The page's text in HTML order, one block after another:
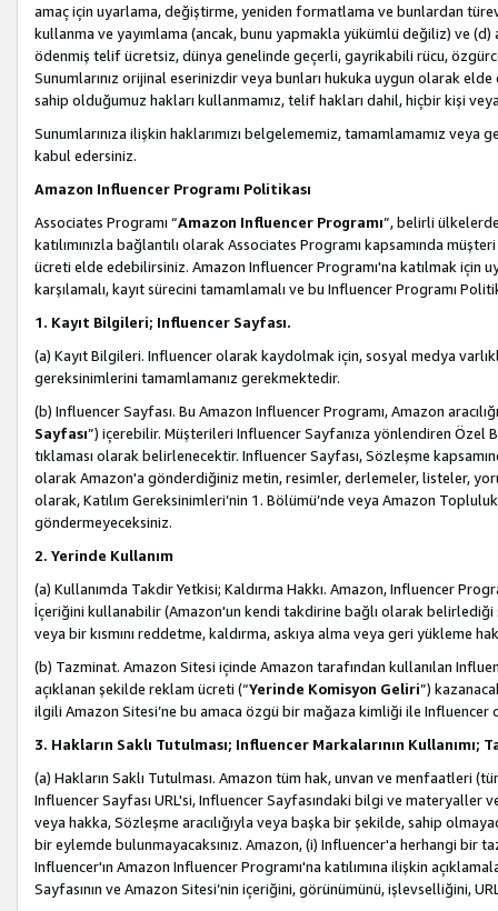
amaç için uyarlama, değiştirme, yeniden formatlama ve bunlardan türev
kullanma ve yayımlama (ancak, bunu yapmakla yükümlü değiliz) ve
ödenmiş telif ücretsiz, dünya genelinde geçerli, gayrikabili rücu,
Sunumlarınız orijinal eserinizdir veya bunları hukuka uygun olarak
sahip olduğumuz hakları kullanmamız, telif hakları dahil, hiçbir kişi
Sunumlarınıza ilişkin haklarımızı belgelememiz, tamamlamamız
kabul edersiniz.
Amazon Influencer Programı Politikası
Associates Programı “Amazon Influencer Programı”, belirli
katılımınızla bağlantılı olarak Associates Programı kapsamında
ücreti elde edebilirsiniz. Amazon Influencer Programı'na katılmak için
karşılamalı, kayıt sürecini tamamlamalı ve bu Influencer Programı
1. Kayıt Bilgileri; Influencer Sayfası.
(a) Kayıt Bilgileri. Influencer olarak kaydolmak için, sosyal medya
gereksinimlerini tamamlamanız gerekmektedir.
(b) Influencer Sayfası. Bu Amazon Influencer Programı, Amazon
Sayfası”) içerebilir. Müşterileri Influencer Sayfanıza yönlendiren Özel
tıklaması olarak belirlenecektir. Influencer Sayfası, Sözleşme
olarak Amazon'a gönderdiğiniz metin, resimler, derlemeler, listeler,
olarak, Katılım Gereksinimleri’nin 1. Bölümü’nde veya Amazon
göndermeyeceksiniz.
2. Yerinde Kullanım
(a) Kullanımda Takdir Yetkisi; Kaldırma Hakkı. Amazon, Influencer
İçeriğini kullanabilir (Amazon'un kendi takdirine bağlı olarak belirlediği
veya bir kısmını reddetme, kaldırma, askıya alma veya geri yükleme
(b) Tazminat. Amazon Sitesi içinde Amazon tarafından kullanılan
açıklanan şekilde reklam ücreti (“Yerinde Komisyon Geliri”)
ilgili Amazon Sitesi’ne bu amaca özgü bir mağaza kimliği ile Influencer
3. Hakların Saklı Tutulması; Influencer Markalarının Kullanımı;
(a) Hakların Saklı Tutulması. Amazon tüm hak, unvan ve menfaatleri
Influencer Sayfası URL'si, Influencer Sayfasındaki bilgi ve materyaller
veya hakka, Sözleşme aracılığıyla veya başka bir şekilde, sahip
bir eylemde bulunmayacaksınız. Amazon, (i) Influencer'a herhangi bir
Influencer'ın Amazon Influencer Programı'na katılımına ilişkin
Sayfasının ve Amazon Sitesi’nin içeriğini, görünümünü, işlevselliğini,